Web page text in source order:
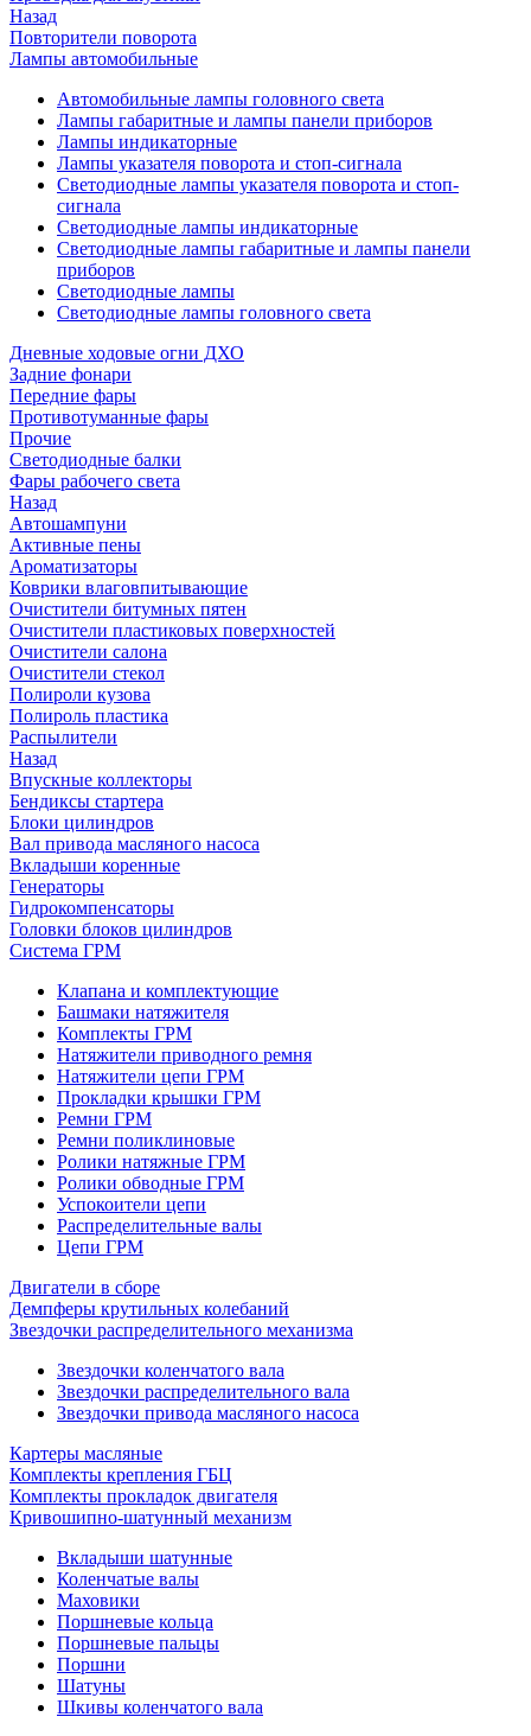
Назад
Повторители поворота
Лампы автомобильные
Автомобильные лампы головного света
Лампы габаритные и лампы панели приборов
Лампы индикаторные
Лампы указателя поворота и стоп-сигнала
Светодиодные лампы указателя поворота и стоп-
сигнала
Светодиодные лампы индикаторные
Светодиодные лампы габаритные и лампы панели
приборов
Светодиодные лампы
Светодиодные лампы головного света
Дневные ходовые огни ДХО
Задние фонари
Передние фары
Противотуманные фары
Прочие
Светодиодные балки
Фары рабочего света
Назад
Автошампуни
Активные пены
Ароматизаторы
Коврики влаговпитывающие
Очистители битумных пятен
Очистители пластиковых поверхностей
Очистители салона
Очистители стекол
Полироли кузова
Полироль пластика
Распылители
Назад
Впускные коллекторы
Бендиксы стартера
Блоки цилиндров
Вал привода масляного насоса
Вкладыши коренные
Генераторы
Гидрокомпенсаторы
Головки блоков цилиндров
Система ГРМ
Клапана и комплектующие
Башмаки натяжителя
Комплекты ГРМ
Натяжители приводного ремня
Натяжители цепи ГРМ
Прокладки крышки ГРМ
Ремни ГРМ
Ремни поликлиновые
Ролики натяжные ГРМ
Ролики обводные ГРМ
Успокоители цепи
Распределительные валы
Цепи ГРМ
Двигатели в сборе
Демпферы крутильных колебаний
Звездочки распределительного механизма
Звездочки коленчатого вала
Звездочки распределительного вала
Звездочки привода масляного насоса
Картеры масляные
Комплекты крепления ГБЦ
Комплекты прокладок двигателя
Кривошипно-шатунный механизм
Вкладыши шатунные
Коленчатые валы
Маховики
Поршневые кольца
Поршневые пальцы
Поршни
Шатуны
Шкивы коленчатого вала